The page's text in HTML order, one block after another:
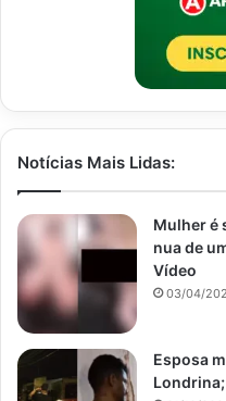
Notícias Mais Lidas:
Mulher é
nua de
Vídeo
03/04/
Esposa